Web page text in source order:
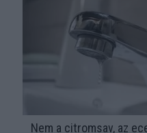
Nem a citromsav, az